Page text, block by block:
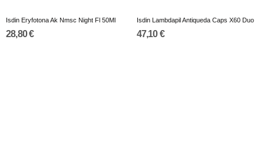
Isdin Eryfotona Ak Nmsc Night Fl 50Ml
28,80 €
Isdin Lambdapil Antiqueda Caps X60 Duo
47,10 €